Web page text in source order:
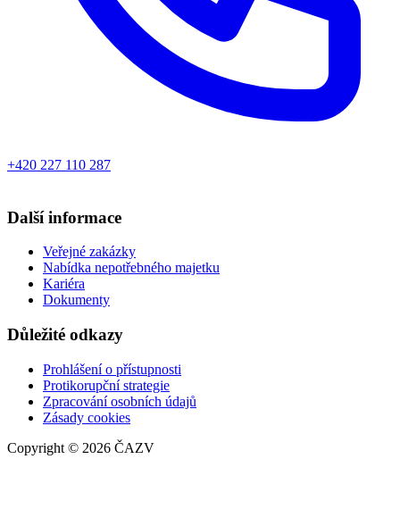
+420 227 110 287
Další informace
Veřejné zakázky
Nabídka nepotřebného majetku
Kariéra
Dokumenty
Důležité odkazy
Prohlášení o přístupnosti
Protikorupční strategie
Zpracování osobních údajů
Zásady cookies
Copyright © 2026 ČAZV